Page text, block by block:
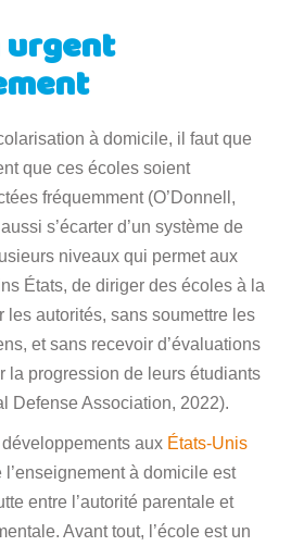
à domicile, il faut que
que ces écoles soient
fréquemment (O’Donnell,
s’écarter d’un système de
niveaux qui permet aux
États, de diriger des écoles à la
les autorités, sans soumettre les
et sans recevoir d’évaluations
la progression de leurs étudiants
Defense Association, 2022).
aux États-Unis
à domicile est
entre l’autorité parentale et
Avant tout, l’école est un